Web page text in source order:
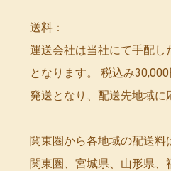
送料：
運送会社は当社にて手配
となります。 税込み
発送となり、配送先地域に
関東圏から各地域の配送料
関東圏、宮城県、山形県